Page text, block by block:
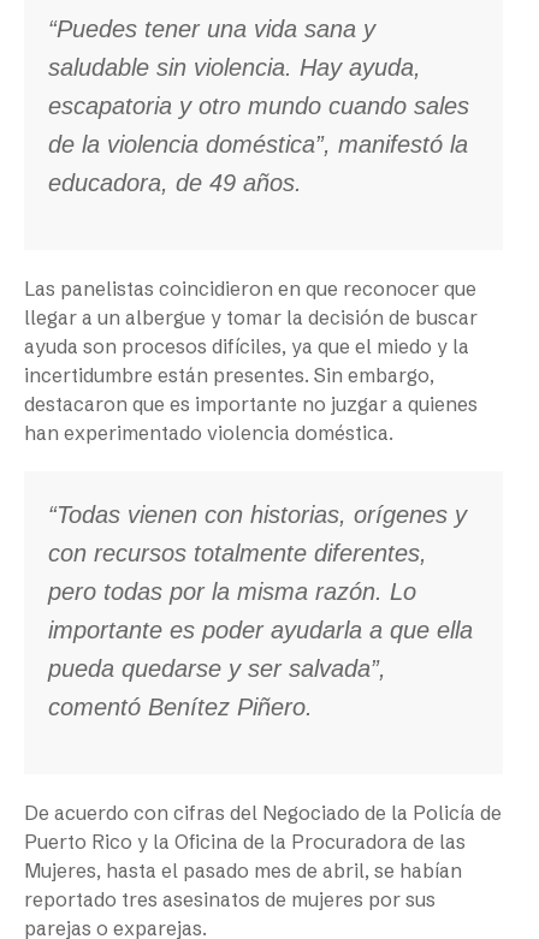
“Puedes tener una vida sana y
saludable sin violencia. Hay ayuda,
escapatoria y otro mundo cuando sales
de la violencia doméstica”, manifestó la
educadora, de 49 años.
Las panelistas coincidieron en que reconocer que
llegar a un albergue y tomar la decisión de buscar
ayuda son procesos difíciles, ya que el miedo y la
incertidumbre están presentes. Sin embargo,
destacaron que es importante no juzgar a quienes
han experimentado violencia doméstica.
“Todas vienen con historias, orígenes y
con recursos totalmente diferentes,
pero todas por la misma razón. Lo
importante es poder ayudarla a que ella
pueda quedarse y ser salvada”,
comentó Benítez Piñero.
De acuerdo con cifras del Negociado de la Policía de
Puerto Rico y la Oficina de la Procuradora de las
Mujeres, hasta el pasado mes de abril, se habían
reportado tres asesinatos de mujeres por sus
parejas o exparejas.